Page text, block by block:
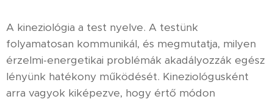
A kineziológia a test nyelve. A testünk
folyamatosan kommunikál, és megmutatja, milyen
érzelmi-energetikai problémák akadályozzák egész
lényünk hatékony működését. Kineziológusként
arra vagyok kiképezve, hogy értő módon